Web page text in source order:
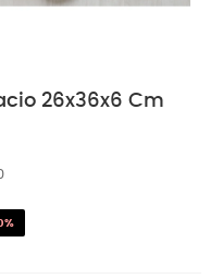
26x36x6 Cm